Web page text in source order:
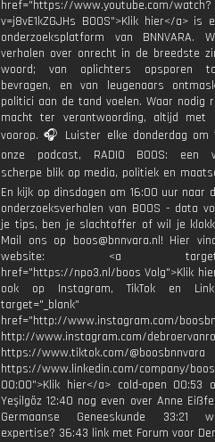
href="https://www.youtube.com/watch?
v=j8vE1kZGJHs BOOS">Klik hier</a> is
onderzoeksplatform van BNNVARA.
verhalen over onrecht in de breedste
woord; van oplichters opsporen
bevragen, en van leugenaars
politici aan de tand voelen. Waar nodig
macht ter verantwoording, altijd met
voorop. 🎧 Luister elke donderdag om
onze podcast, RADIO BOOS: een
scherpe blik op media, politiek en
En kijk op dinsdagen om 16:00 uur naar
onderzoeksverhalen van BOOS - data
je tips, ben je slachtoffer of wil je
Mail ons op boos@bnnvara.nl! Hier
website: <a
href="https://npo3.nl/boos Volg">Klik
ook op Instagram, TikTok en
target="_blank"
href="http://www.instagram.com/
http://www.instagram.com/
https://www.tiktok.com/@boosbnnvara
https://www.linkedin.com/company/
00:00">Klik hier</a> cold-open 00:53
Yeşilgöz 12:40 nog even over Anne
Germaanse Geneeskunde 33:21
expertise? 36:43 link met Forum voor